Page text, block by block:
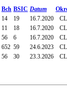
Bch BSIC Datum
14 19 16.7.2020 CL
11 18 16.7.2020 CL
56 6 16.7.2020 CL
652 59 24.6.2023 CL
56 30 23.3.2026 CL